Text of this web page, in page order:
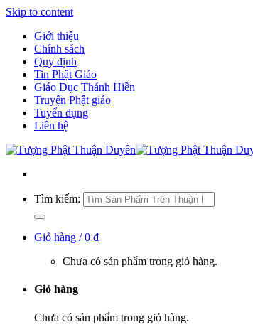
Skip to content
Giới thiệu
Chính sách
Quy định
Tin Phật Giáo
Giáo Dục Thánh Hiền
Truyện Phật giáo
Tuyển dụng
Liên hệ
Tìm kiếm:
Giỏ hàng /0 ₫
Chưa có sản phẩm trong giỏ hàng.
Giỏ hàng
Chưa có sản phẩm trong giỏ hàng.